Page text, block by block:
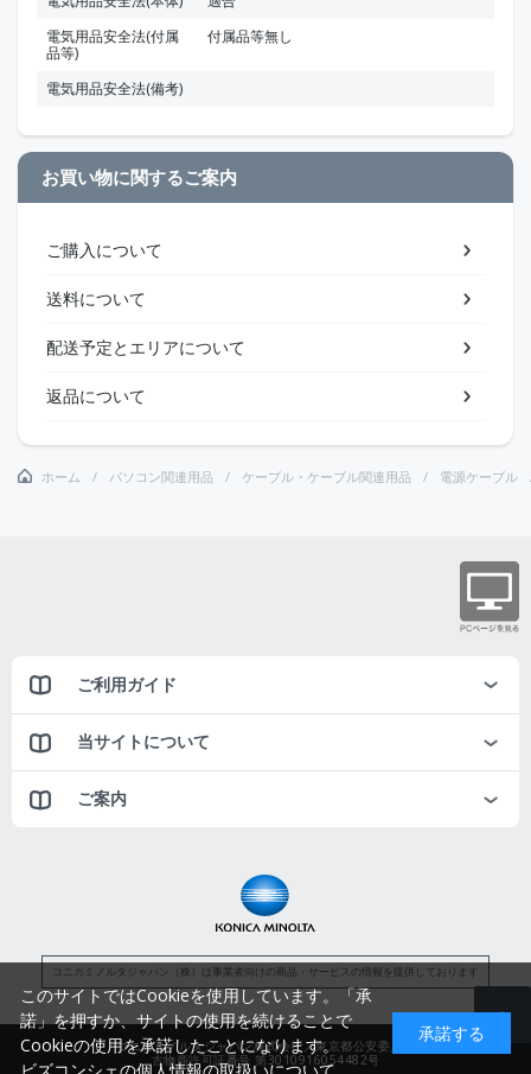
電気用品安全法(付属
品等)
付属品等無し
電気用品安全法(備考)
お買い物に関するご案内
ご購入について
送料について
配送予定とエリアについて
返品について
ホーム パソコン関連用品 ケーブル・ケーブル関連用品 電源ケーブル
ご利用ガイド
当サイトについて
ご案内
コニカミノルタジャパン（株）は事業者向けの商品・サービスの情報を提供しております
コニカミノルタジャパン株式会社／東京都公安委員会
古物商許可証番号 第3010916054482号
このサイトではCookieを使用しています。「承
諾」を押すか、サイトの使用を続けることで
Cookieの使用を承諾したことになります。
承諾する